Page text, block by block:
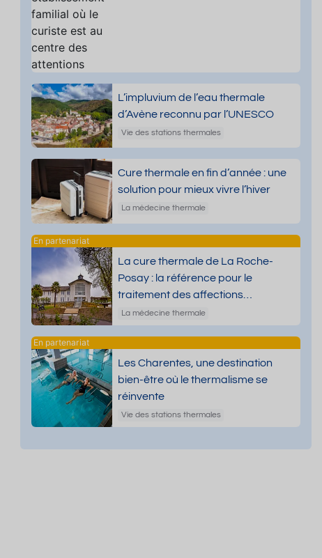
L’impluvium de l’eau thermale
d’Avène reconnu par l’UNESCO
Vie des stations thermales
Cure thermale en fin d’année : une
solution pour mieux vivre l’hiver
La médecine thermale
La cure thermale de La Roche-
Posay : la référence pour le
traitement des affections
dermatologiques
La médecine thermale
Les Charentes, une destination
bien-être où le thermalisme se
réinvente
Vie des stations thermales